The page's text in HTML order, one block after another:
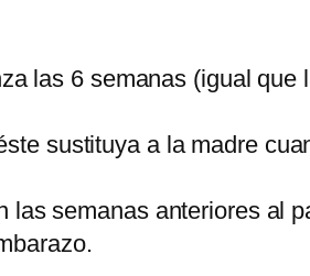
las 6 semanas (igual que
sustituya a la madre
semanas anteriores al